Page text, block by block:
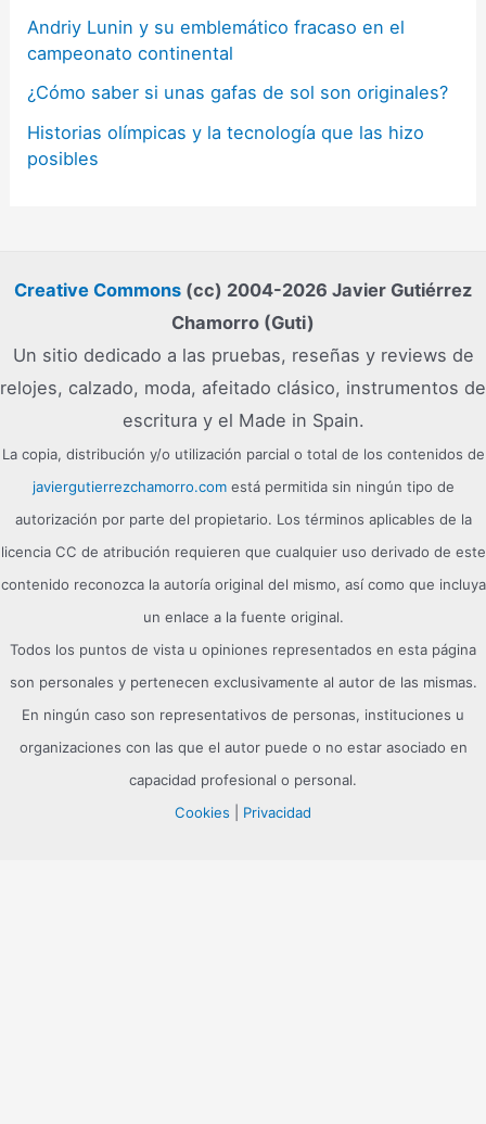
Andriy Lunin y su emblemático fracaso en el
campeonato continental
¿Cómo saber si unas gafas de sol son originales?
Historias olímpicas y la tecnología que las hizo
posibles
Creative Commons (cc) 2004-2026 Javier Gutiérrez
Chamorro (Guti)
Un sitio dedicado a las pruebas, reseñas y reviews de
relojes, calzado, moda, afeitado clásico, instrumentos de
escritura y el Made in Spain.
La copia, distribución y/o utilización parcial o total de los contenidos de
javiergutierrezchamorro.comestá permitida sin ningún tipo de
autorización por parte del propietario. Los términos aplicables de la
licencia CC de atribución requieren que cualquier uso derivado de este
contenido reconozca la autoría original del mismo, así como que incluya
un enlace a la fuente original.
Todos los puntos de vista u opiniones representados en esta página
son personales y pertenecen exclusivamente al autor de las mismas.
En ningún caso son representativos de personas, instituciones u
organizaciones con las que el autor puede o no estar asociado en
capacidad profesional o personal.
Cookies
Privacidad